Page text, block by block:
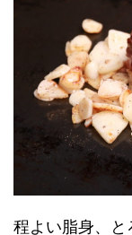
程よい脂身、と